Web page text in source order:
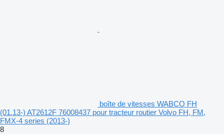
boîte de vitesses WABCO FH
(01.13-) AT2612F 76008437 pour tracteur routier Volvo FH, FM,
FMX-4 series (2013-)
8